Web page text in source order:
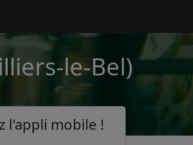
le-Bel)
l'appli mobile !